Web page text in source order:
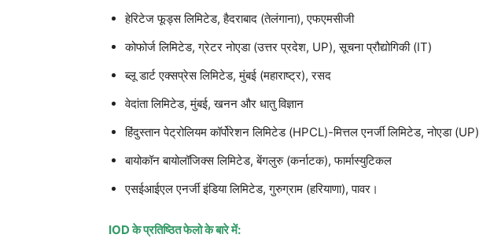
हेरिटेज फूड्स लिमिटेड, हैदराबाद (तेलंगाना), एफएमसीजी
कोफोर्ज लिमिटेड, ग्रेटर नोएडा (उत्तर प्रदेश, UP), सूचना प्रौद्योगिकी (IT)
ब्लू डार्ट एक्सप्रेस लिमिटेड, मुंबई (महाराष्ट्र), रसद
वेदांता लिमिटेड, मुंबई, खनन और धातु विज्ञान
हिंदुस्तान पेट्रोलियम कॉर्पोरेशन लिमिटेड (HPCL)-मित्तल एनर्जी लिमिटेड, नोएडा (UP)
बायोकॉन बायोलॉजिक्स लिमिटेड, बेंगलुरु (कर्नाटक), फार्मास्युटिकल
एसईआईएल एनर्जी इंडिया लिमिटेड, गुरुग्राम (हरियाणा), पावर।
IOD के प्रतिष्ठित फेलो के बारे में: